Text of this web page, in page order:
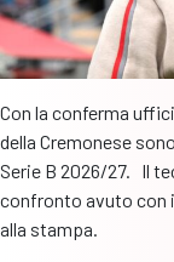
Con la conferma
della Cremonese
Serie B 2026/27. Il
confronto avuto con
alla stampa.